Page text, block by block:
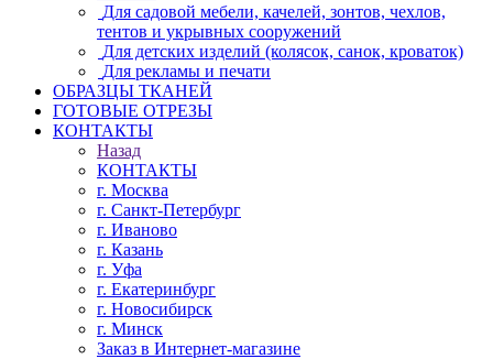
Для садовой мебели, качелей, зонтов, чехлов,
тентов и укрывных сооружений
Для детских изделий (колясок, санок, кроваток)
Для рекламы и печати
ОБРАЗЦЫ ТКАНЕЙ
ГОТОВЫЕ ОТРЕЗЫ
КОНТАКТЫ
Назад
КОНТАКТЫ
г. Москва
г. Санкт-Петербург
г. Иваново
г. Казань
г. Уфа
г. Екатеринбург
г. Новосибирск
г. Минск
Заказ в Интернет-магазине